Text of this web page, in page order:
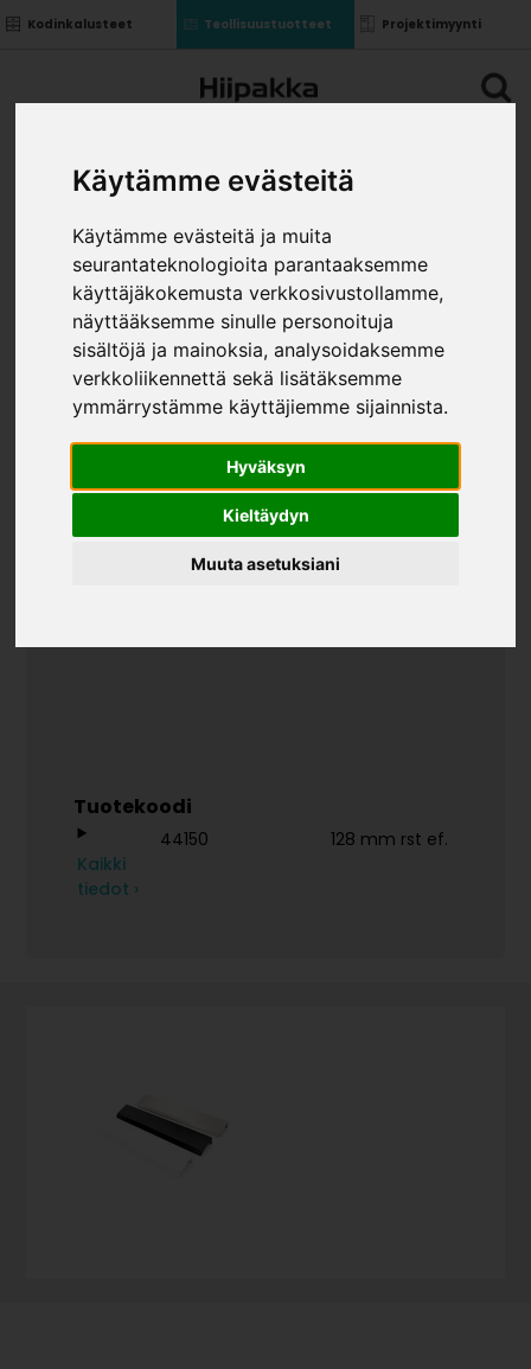
Käytämme evästeitä
Käytämme evästeitä ja muita
seurantateknologioita parantaaksemme
käyttäjäkokemusta verkkosivustollamme,
näyttääksemme sinulle personoituja
sisältöjä ja mainoksia, analysoidaksemme
verkkoliikennettä sekä lisätäksemme
ymmärrystämme käyttäjiemme sijainnista.
Hyväksyn
Kieltäydyn
Muuta asetuksiani
Kodinkalusteet Teollisuustuotteet Projektimyynti
VEDIN CURVE
Teollisuustuotteet»Vetimet»Vetimet»Vedin
Tuotekoodi
44150
128 mm rst ef.
Kaikki
tiedot ›